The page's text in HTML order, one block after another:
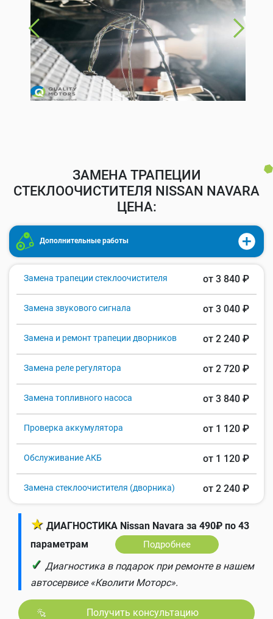
ЗАМЕНА ТРАПЕЦИИ
СТЕКЛООЧИСТИТЕЛЯ NISSAN NAVARA
ЦЕНА:
Дополнительные работы
Замена трапеции стеклоочистителя от 3 840 ₽
Замена звукового сигнала от 3 040 ₽
Замена и ремонт трапеции дворников от 2 240 ₽
Замена реле регулятора от 2 720 ₽
Замена топливного насоса от 3 840 ₽
Проверка аккумулятора от 1 120 ₽
Обслуживание АКБ от 1 120 ₽
Замена стеклоочистителя (дворника) от 2 240 ₽
★ ДИАГНОСТИКА Nissan Navara за 490₽ по 43
параметрам
Подробнее
✓ Диагностика в подарок при ремонте в нашем
автосервисе «Кволити Моторс».
Получить консультацию